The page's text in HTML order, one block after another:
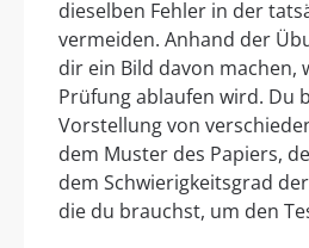
dieselben Fehler in der
vermeiden. Anhand der
dir ein Bild davon machen,
Prüfung ablaufen wird. Du
Vorstellung von
dem Muster des Papiers,
dem Schwierigkeitsgrad
die du brauchst, um den